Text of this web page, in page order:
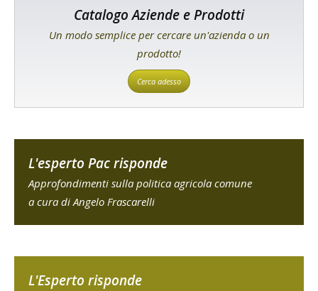
Catalogo Aziende e Prodotti
Un modo semplice per cercare un'azienda o un
prodotto!
Cerca adesso
L'esperto Pac risponde
Approfondimenti sulla politica agricola comune
a cura di Angelo Frascarelli
L'Esperto risponde